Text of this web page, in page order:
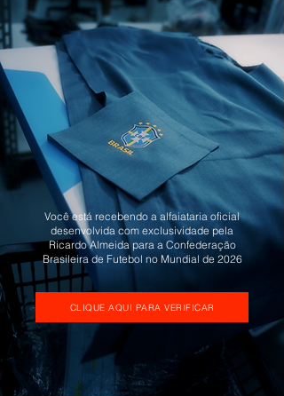
CLIQUE AQUI PARA VERIFICAR
Você está recebendo a alfaiataria oficial
desenvolvida com exclusividade pela
Ricardo Almeida para a Confederação
Brasileira de Futebol no Mundial de 2026